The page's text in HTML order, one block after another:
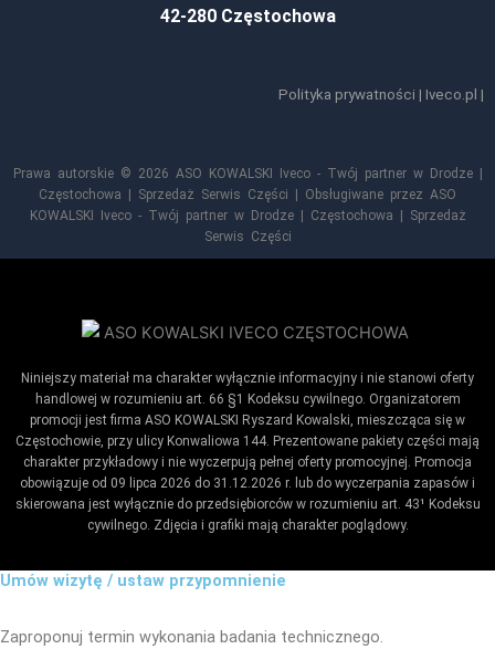
42-280 Częstochowa
Polityka prywatności | Iveco.pl |
Prawa autorskie © 2026 ASO KOWALSKI Iveco - Twój partner w Drodze |
Częstochowa | Sprzedaż Serwis Części | Obsługiwane przez ASO
KOWALSKI Iveco - Twój partner w Drodze | Częstochowa | Sprzedaż
Serwis Części
Niniejszy materiał ma charakter wyłącznie informacyjny i nie stanowi oferty
handlowej w rozumieniu art. 66 §1 Kodeksu cywilnego. Organizatorem
promocji jest firma ASO KOWALSKI Ryszard Kowalski, mieszcząca się w
Częstochowie, przy ulicy Konwaliowa 144. Prezentowane pakiety części mają
charakter przykładowy i nie wyczerpują pełnej oferty promocyjnej. Promocja
obowiązuje od 09 lipca 2026 do 31.12.2026 r. lub do wyczerpania zapasów i
skierowana jest wyłącznie do przedsiębiorców w rozumieniu art. 43¹ Kodeksu
cywilnego. Zdjęcia i grafiki mają charakter poglądowy.
Umów wizytę / ustaw przypomnienie
Zaproponuj termin wykonania badania technicznego.